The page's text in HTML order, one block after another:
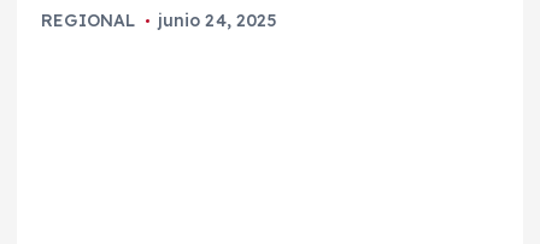
REGIONAL junio 24, 2025